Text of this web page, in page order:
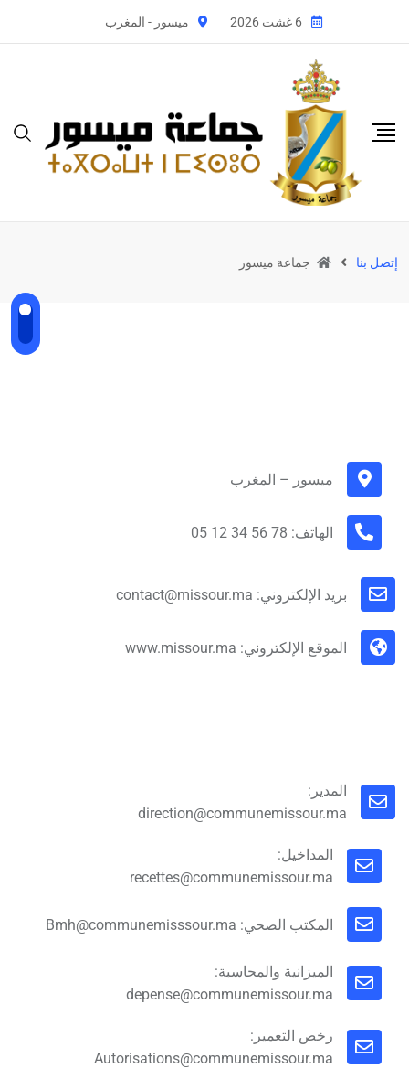
6 غشت 2026 ميسور - المغرب
إتصل بنا جماعة ميسور
ميسور – المغرب
الهاتف: 78 56 34 12 05
بريد الإلكتروني: contact@missour.ma
الموقع الإلكتروني: www.missour.ma
المدير:
direction@communemissour.ma
المداخيل:
recettes@communemissour.ma
المكتب الصحي: Bmh@communemisssour.ma
الميزانية والمحاسبة:
depense@communemissour.ma
رخص التعمير:
Autorisations@communemissour.ma